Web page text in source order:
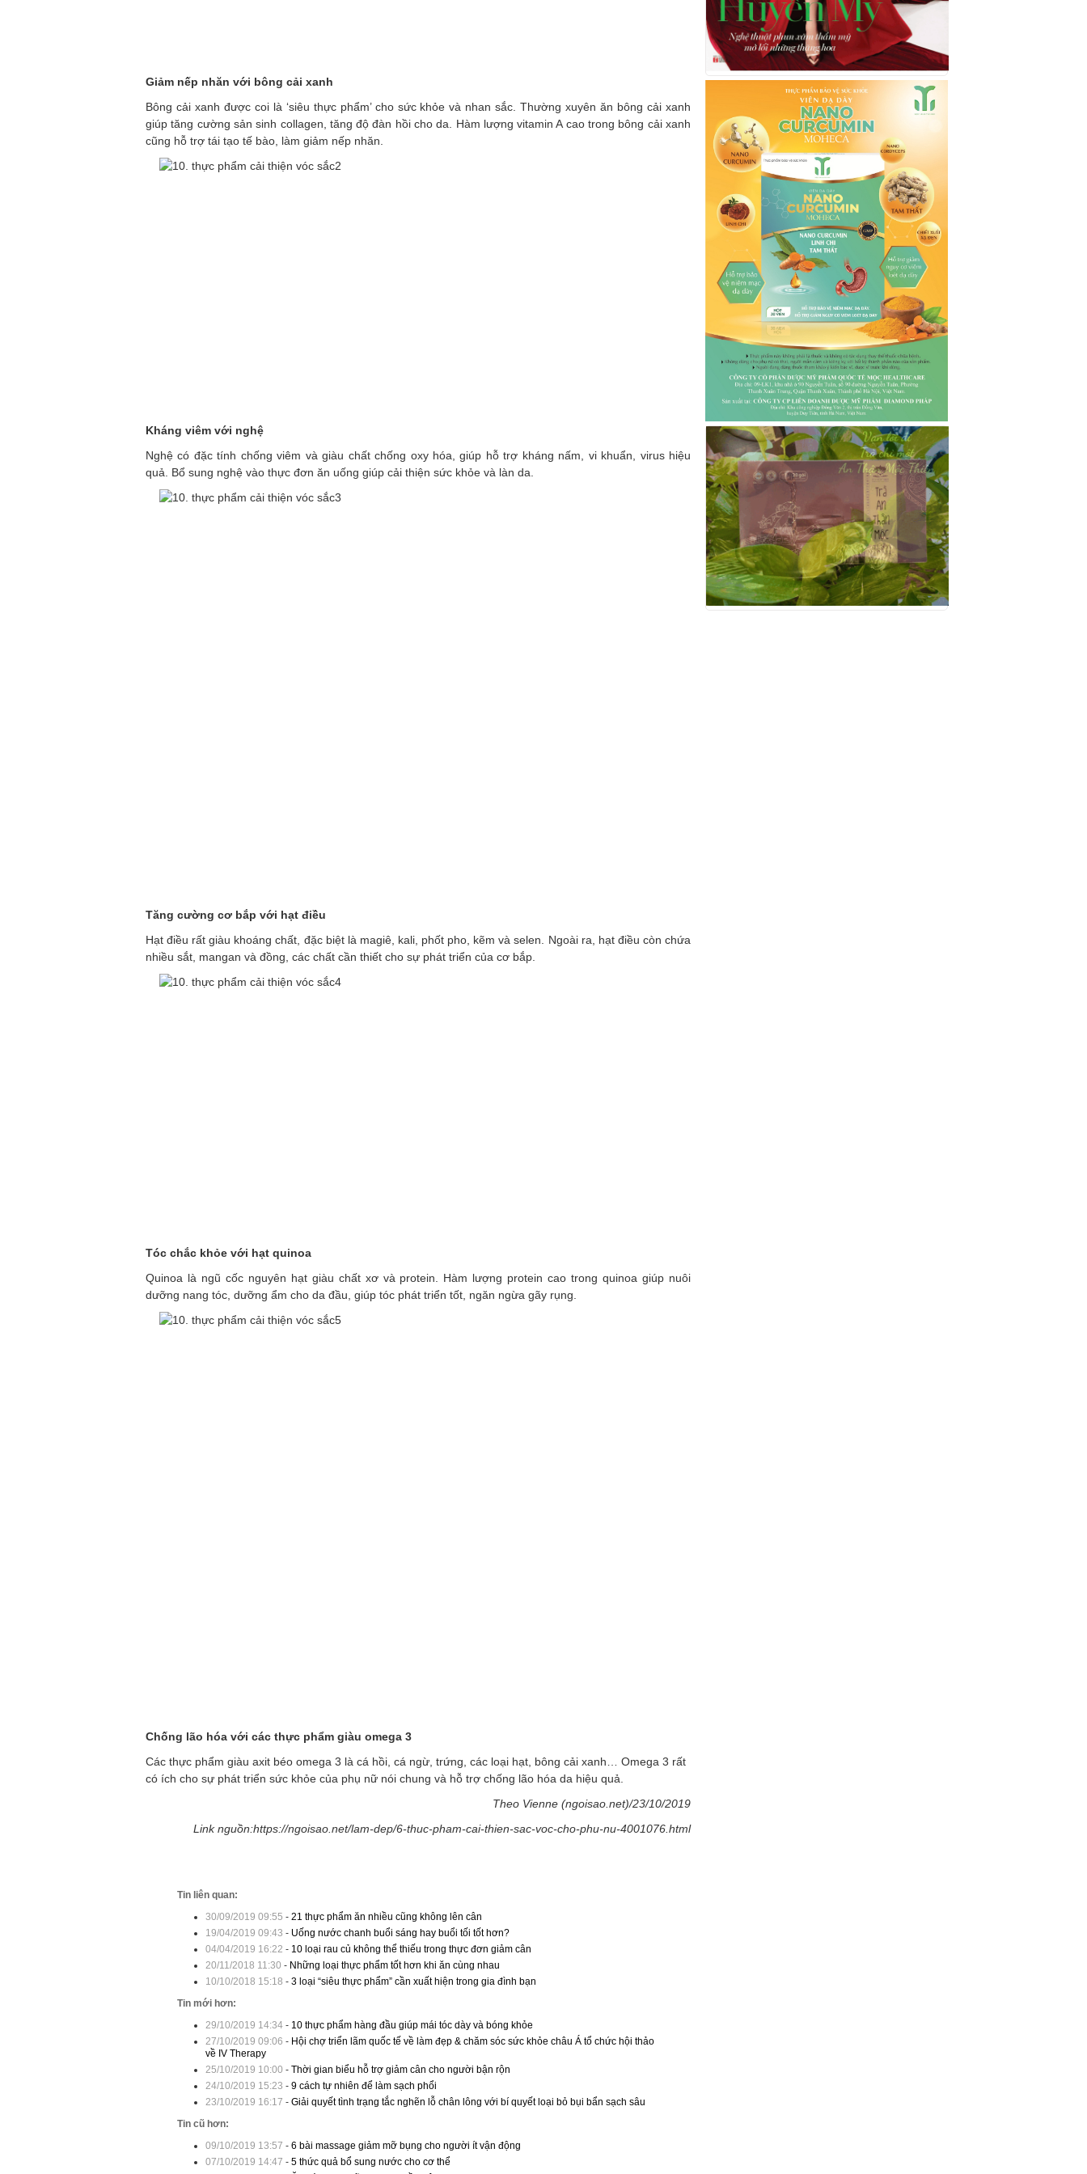
Giảm nếp nhăn với bông cải xanh
Bông cải xanh được coi là ‘siêu thực phẩm’ cho sức khỏe và nhan sắc. Thường xuyên ăn bông cải xanh
giúp tăng cường sản sinh collagen, tăng độ đàn hồi cho da. Hàm lượng vitamin A cao trong bông cải xanh
cũng hỗ trợ tái tạo tế bào, làm giảm nếp nhăn.
Kháng viêm với nghệ
Nghệ có đặc tính chống viêm và giàu chất chống oxy hóa, giúp hỗ trợ kháng nấm, vi khuẩn, virus hiệu
quả. Bổ sung nghệ vào thực đơn ăn uống giúp cải thiện sức khỏe và làn da.
Tăng cường cơ bắp với hạt điều
Hạt điều rất giàu khoáng chất, đặc biệt là magiê, kali, phốt pho, kẽm và selen. Ngoài ra, hạt điều còn chứa
nhiều sắt, mangan và đồng, các chất cần thiết cho sự phát triển của cơ bắp.
Tóc chắc khỏe với hạt quinoa
Quinoa là ngũ cốc nguyên hạt giàu chất xơ và protein. Hàm lượng protein cao trong quinoa giúp nuôi
dưỡng nang tóc, dưỡng ẩm cho da đầu, giúp tóc phát triển tốt, ngăn ngừa gãy rụng.
Chống lão hóa với các thực phẩm giàu omega 3
Các thực phẩm giàu axit béo omega 3 là cá hồi, cá ngừ, trứng, các loại hạt, bông cải xanh… Omega 3 rất
có ích cho sự phát triển sức khỏe của phụ nữ nói chung và hỗ trợ chống lão hóa da hiệu quả.
Theo Vienne (ngoisao.net)/23/10/2019
Link nguồn:https://ngoisao.net/lam-dep/6-thuc-pham-cai-thien-sac-voc-cho-phu-nu-4001076.html
Tin liên quan:
30/09/2019 09:55 - 21 thực phẩm ăn nhiều cũng không lên cân
19/04/2019 09:43 - Uống nước chanh buổi sáng hay buổi tối tốt hơn?
04/04/2019 16:22 - 10 loại rau củ không thể thiếu trong thực đơn giảm cân
20/11/2018 11:30 - Những loại thực phẩm tốt hơn khi ăn cùng nhau
10/10/2018 15:18 - 3 loại “siêu thực phẩm” cần xuất hiện trong gia đình bạn
Tin mới hơn:
29/10/2019 14:34- 10 thực phẩm hàng đầu giúp mái tóc dày và bóng khỏe
27/10/2019 09:06 - Hội chợ triển lãm quốc tế về làm đẹp & chăm sóc sức khỏe châu Á tổ chức hội thảo
về IV Therapy
25/10/2019 10:00 - Thời gian biểu hỗ trợ giảm cân cho người bận rộn
24/10/2019 15:23 - 9 cách tự nhiên để làm sạch phổi
23/10/2019 16:17 - Giải quyết tình trạng tắc nghẽn lỗ chân lông với bí quyết loại bỏ bụi bẩn sạch sâu
Tin cũ hơn:
09/10/2019 13:57 - 6 bài massage giảm mỡ bụng cho người ít vận động
07/10/2019 14:47 - 5 thức quả bổ sung nước cho cơ thể